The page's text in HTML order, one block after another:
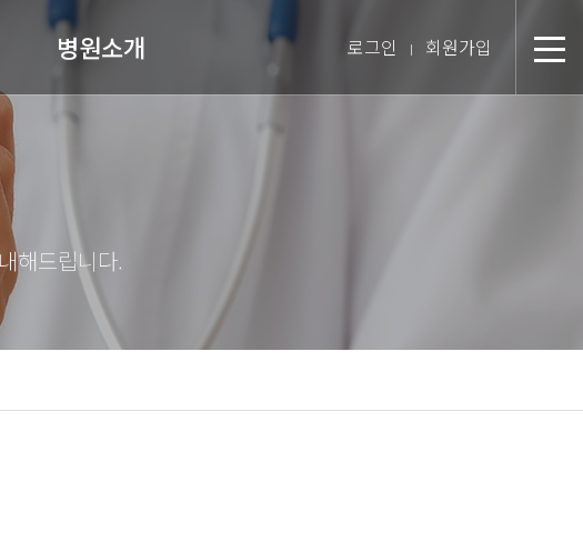
병원소개
척병원 스토리
스텝 소개
의료장비 소개
로그인 회원가입